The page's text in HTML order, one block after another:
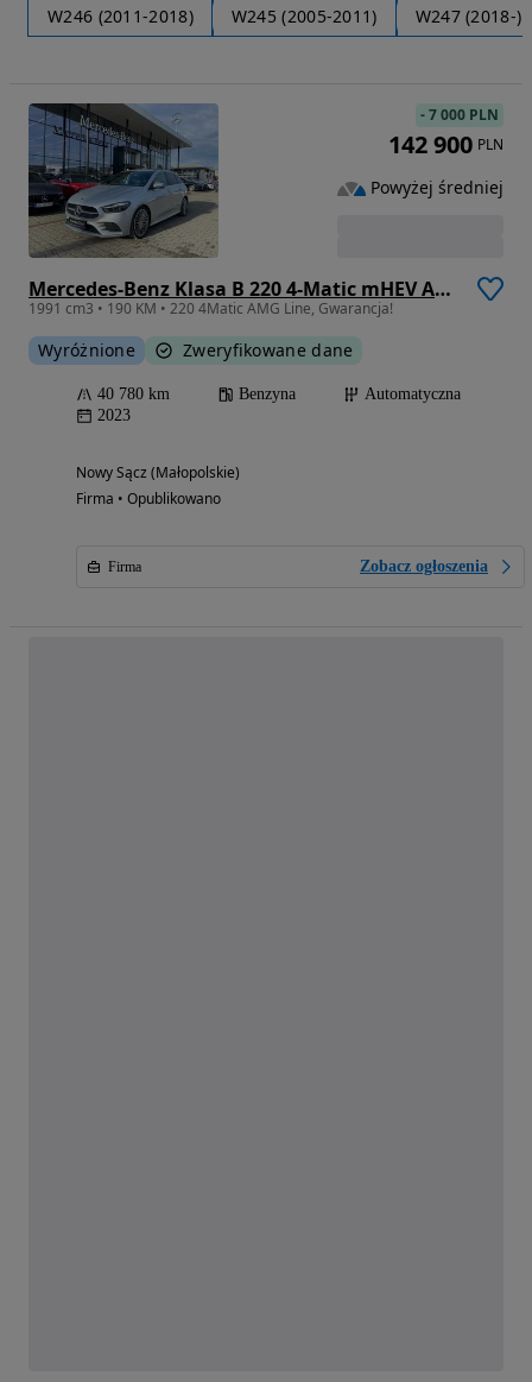
W246 (2011-2018) W245 (2005-2011) W247 (2018-)
Mercedes-Benz Klasa B 220 4-Matic mHEV AMG Line 8G-DCT
1991 cm3 • 190 KM • 220 4Matic AMG Line, Gwarancja!
Wyróżnione Zweryfikowane dane
40 780 km Benzyna
Automatyczna
2023
Nowy Sącz (Małopolskie)
Firma • Opublikowano
Firma Zobacz ogłoszenia
-7 000 PLN
142 900 PLN
Powyżej średniej